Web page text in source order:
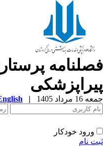
مرداد 1405 |
English
ورود خودکار
نام